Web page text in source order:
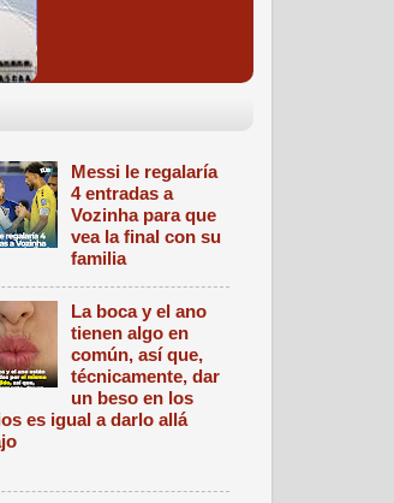
Messi le regalaría
4 entradas a
Vozinha para que
vea la final con su
familia
La boca y el ano
tienen algo en
común, así que,
técnicamente, dar
un beso en los
es igual a darlo allá